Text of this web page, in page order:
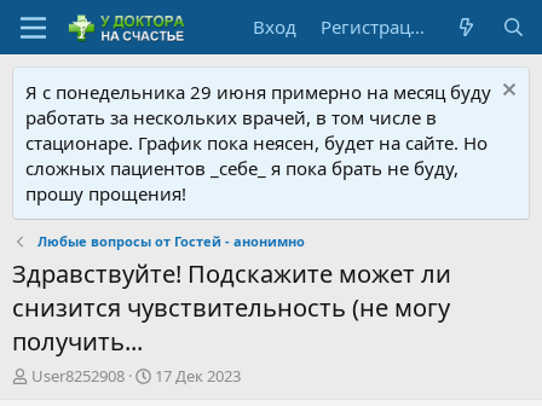
Вход Регистрация
Я с понедельника 29 июня примерно на месяц буду
работать за нескольких врачей, в том числе в
стационаре. График пока неясен, будет на сайте. Но
сложных пациентов _себе_ я пока брать не буду,
прошу прощения!
Любые вопросы от Гостей - анонимно
Здравствуйте! Подскажите может ли
снизится чувствительность (не могу
получить...
А
User8252908
Д
17 Дек 2023